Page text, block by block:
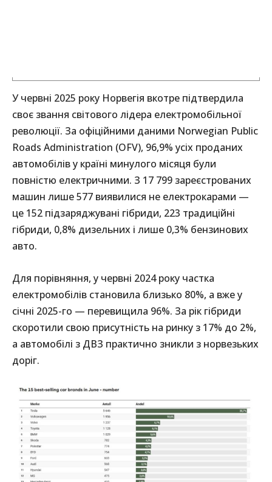
У червні 2025 року Норвегія вкотре підтвердила
своє звання світового лідера електромобільної
революції. За офіційними даними Norwegian Public
Roads Administration (OFV), 96,9% усіх проданих
автомобілів у країні минулого місяця були
повністю електричними. З 17 799 зареєстрованих
машин лише 577 виявилися не електрокарами —
це 152 підзаряджувані гібриди, 223 традиційні
гібриди, 0,8% дизельних і лише 0,3% бензинових
авто.
Для порівняння, у червні 2024 року частка
електромобілів становила близько 80%, а вже у
січні 2025-го — перевищила 96%. За рік гібриди
скоротили свою присутність на ринку з 17% до 2%,
а автомобілі з ДВЗ практично зникли з норвезьких
доріг.